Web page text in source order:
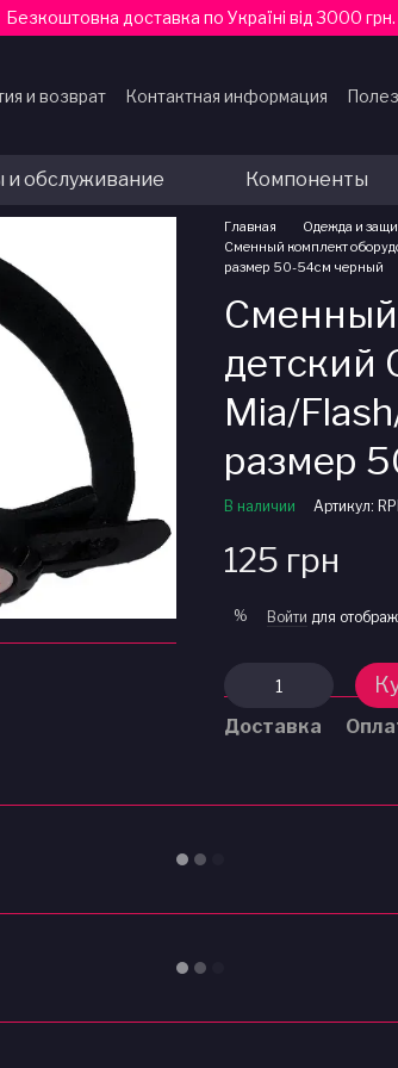
Безкоштовна доставка по Україні від 3000 грн.
и возврат Контактная информация
и обслуживание Компоненты
Главная Одежда и
Сменный комплект
размер 50-54см черный
детский
Mia/
размер
В наличии Артикул:
125 грн
% Войти для
Доставка